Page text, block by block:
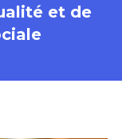
et de